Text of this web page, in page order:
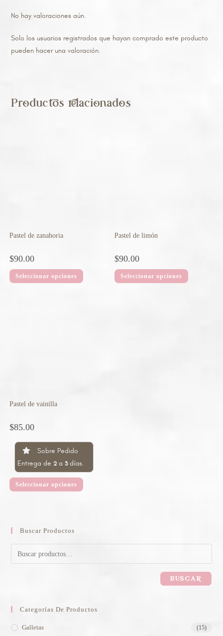
No hay valoraciones aún.
Solo los usuarios registrados que hayan comprado este producto
pueden hacer una valoración.
Productos relacionados
Pastel de zanahoria
$90.00
Seleccionar opciones
Pastel de limón
$90.00
Seleccionar opciones
Pastel de vainilla
$85.00
Sobre Pedido
Entrega de 2a 3días.
Seleccionar opciones
Buscar Productos
BUSCAR
Categorías De Productos
Galletas (15)